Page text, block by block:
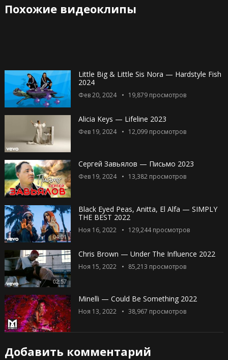
Похожие видеоклипы
Little Big & Little Sis Nora — Hardstyle Fish
2024
Фев 20, 2024 19,879просмотров
Alicia Keys — Lifeline 2023
Фев 19, 2024 12,099просмотров
Сергей Завьялов — Письмо 2023
Фев 19, 2024 13,382просмотров
04:01
Black Eyed Peas, Anitta, El Alfa — SIMPLY
THE BEST 2022
Ноя 16, 2022 129,244просмотров
02:57
Chris Brown — Under The Influence 2022
Ноя 15, 2022 85,213 просмотров
Minelli — Could Be Something 2022
Ноя 13, 2022 38,967 просмотров
Добавить комментарий